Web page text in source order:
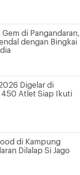
di Pangandaran,
dengan Bingkai
Digelar di
450 Atlet Siap Ikuti
di Kampung
Dilalap Si Jago